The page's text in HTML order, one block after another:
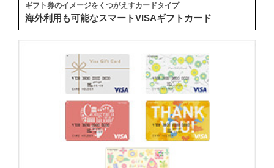
ギフト券のイメージをくつがえすカードタイプ
海外利用も可能なスマートVISAギフトカード